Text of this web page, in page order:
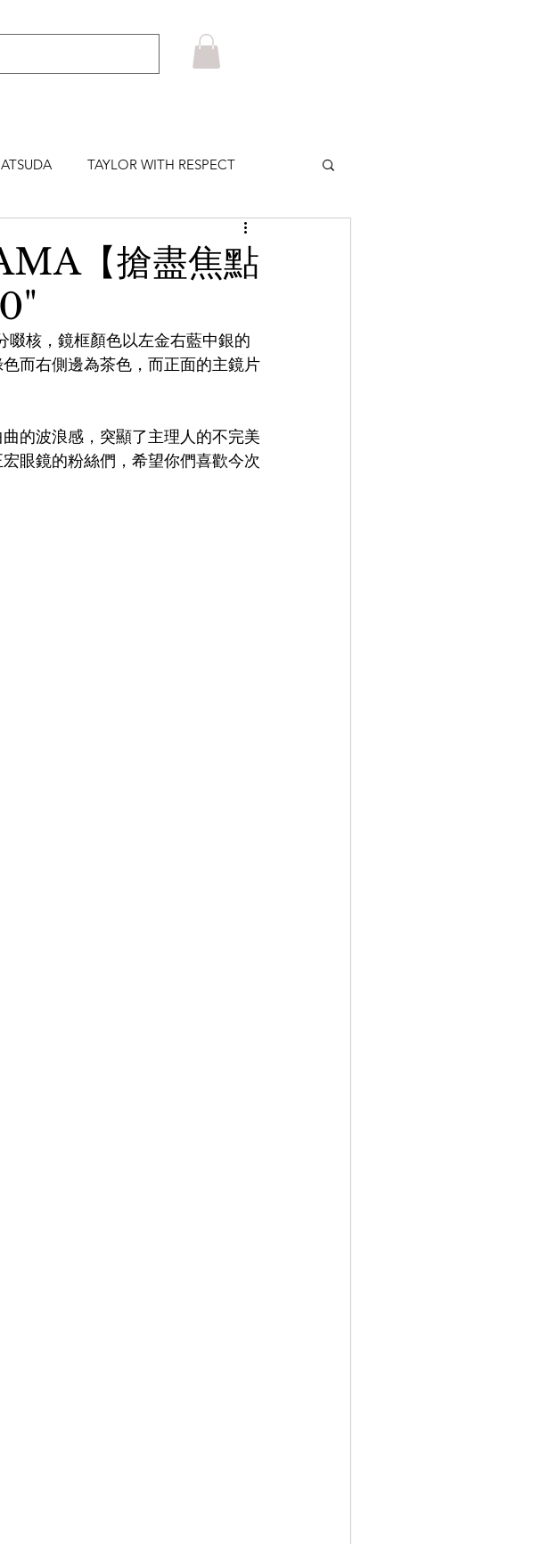
TAYLOR WITH RESPECT
ZEISS
10EYEVAN THOM BROWNE
PEOPLES 999.9 LEOWL IN EYE
【搶盡焦點
啜核，鏡框顏色以左金右藍中銀的
而右側邊為茶色，而正面的主鏡片
的波浪感，突顯了主理人的不完美
眼鏡的粉絲們，希望你們喜歡今次